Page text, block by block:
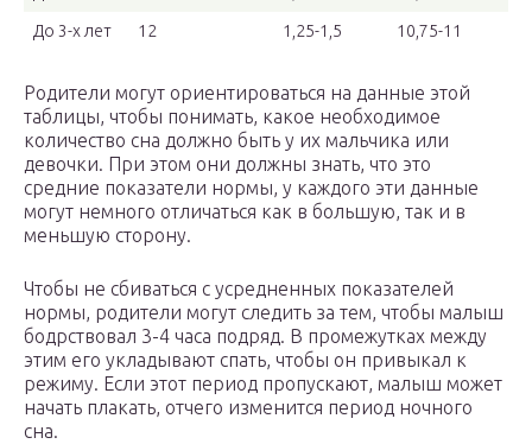
До 3-х лет 12 1,25-1,5 10,75-11
Родители могут ориентироваться на данные этой
таблицы, чтобы понимать, какое необходимое
количество сна должно быть у их мальчика или
девочки. При этом они должны знать, что это
средние показатели нормы, у каждого эти данные
могут немного отличаться как в большую, так и в
меньшую сторону.
Чтобы не сбиваться с усредненных показателей
нормы, родители могут следить за тем, чтобы малыш
бодрствовал 3-4 часа подряд. В промежутках между
этим его укладывают спать, чтобы он привыкал к
режиму. Если этот период пропускают, малыш может
начать плакать, отчего изменится период ночного
сна.